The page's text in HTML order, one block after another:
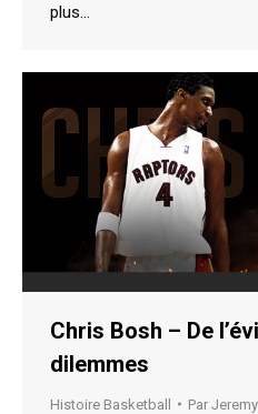
plus…
Chris Bosh – De
dilemmes
Histoire Basketball Par